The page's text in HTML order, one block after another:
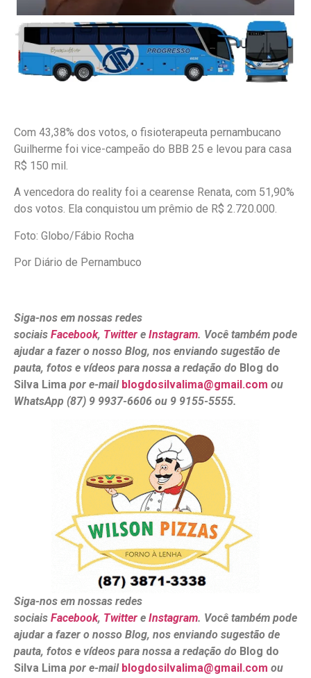
Com 43,38% dos votos, o fisioterapeuta pernambucano
Guilherme foi vice-campeão do BBB 25 e levou para casa
R$ 150 mil.
A vencedora do reality foi a cearense Renata, com 51,90%
dos votos. Ela conquistou um prêmio de R$ 2.720.000.
Foto: Globo/Fábio Rocha
Por Diário de Pernambuco
Siga-nos em nossas redes
sociais Facebook, Twitter e Instagram. Você também pode
ajudar a fazer o nosso Blog, nos enviando sugestão de
pauta, fotos e vídeos para nossa a redação do Blog do
Silva Lima por e-mail blogdosilvalima@gmail.com ou
WhatsApp (87) 9 9937-6606 ou 9 9155-5555.
Siga-nos em nossas redes
sociais Facebook, Twitter e Instagram. Você também pode
ajudar a fazer o nosso Blog, nos enviando sugestão de
pauta, fotos e vídeos para nossa a redação do Blog do
Silva Lima por e-mail blogdosilvalima@gmail.com ou